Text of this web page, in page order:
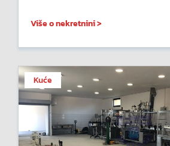
Više o nekretnini >
Kuće